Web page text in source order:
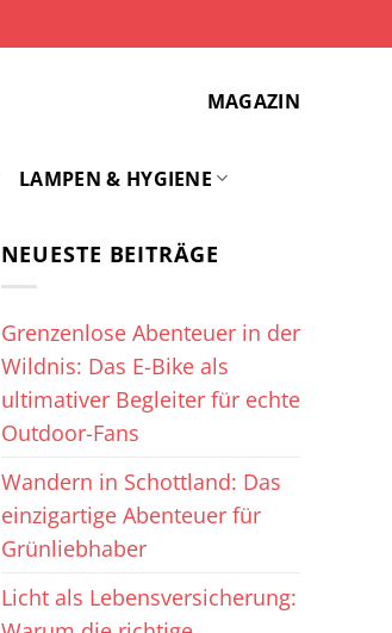
MAGAZIN
LAMPEN & HYGIENE
NEUESTE BEITRÄGE
Grenzenlose Abenteuer in der
Wildnis: Das E-Bike als
ultimativer Begleiter für echte
Outdoor-Fans
Wandern in Schottland: Das
einzigartige Abenteuer für
Grünliebhaber
Licht als Lebensversicherung: